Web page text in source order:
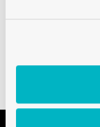
Downloads